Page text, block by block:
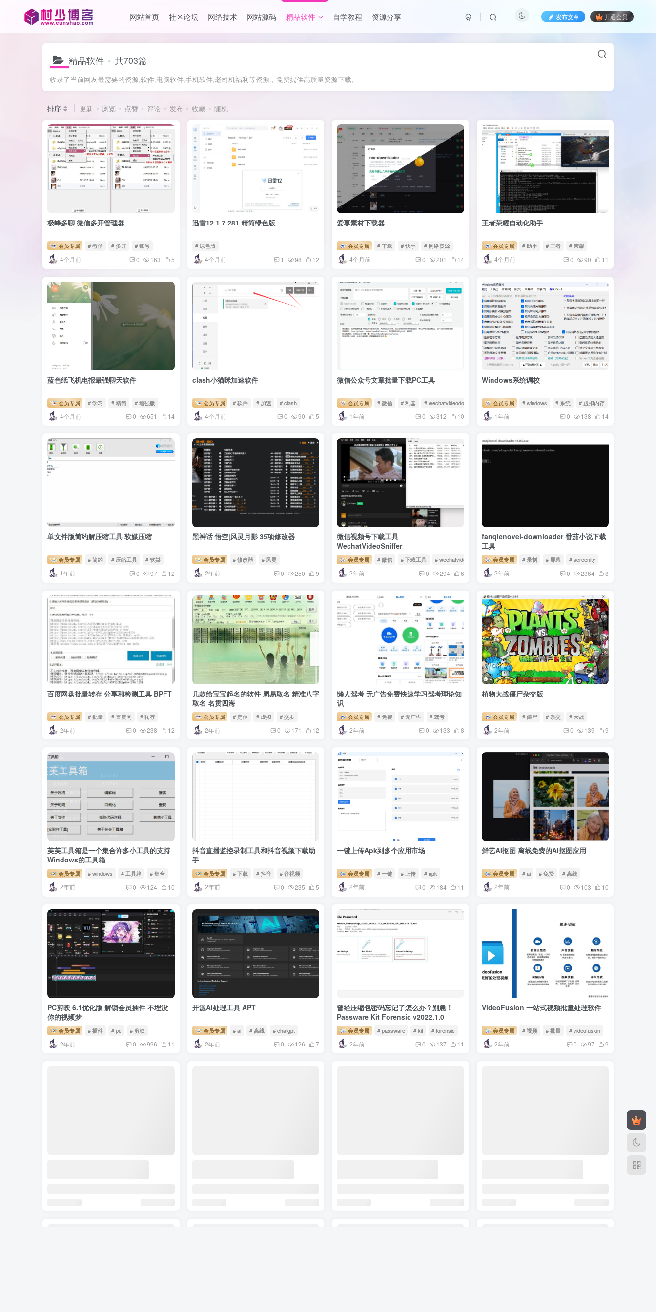
网站首页 社区论坛 网络技术 网站源码 精品软件 自学教程 资源分享 发布文章 开通会员
精品软件 共703篇
收录了当前网友最需要的资源,软件,电脑软件,手机软件,老司机福利等资源，免费提供高质量资源下载。
排序 更新 浏览 点赞 评论 发布 收藏 随机
极峰多聊 微信多开管理器
会员专属 # 微信 # 多开 # 账号
4个月前 0 163 5
迅雷12.1.7.281 精简绿色版
# 绿色版
4个月前 1 98 12
爱享素材下载器
会员专属 # 下载 # 快手 # 网络资源
4个月前 0 201 14
王者荣耀自动化助手
会员专属 # 助手 # 王者 # 荣耀
4个月前 0 90 11
蓝色纸飞机电报最强聊天软件
会员专属 # 学习 # 精简 # 增强版
4个月前 0 651 14
clash小猫咪加速软件
会员专属 # 软件 # 加速 # clash
4个月前 0 90 5
微信公众号文章批量下载PC工具
会员专属 # 微信 # 利器 # wechatvideodownload
1年前 0 312 10
Windows系统调校
会员专属 # windows # 系统 # 虚拟内存
1年前 0 138 14
单文件版简约解压缩工具 软媒压缩
会员专属 # 简约 # 压缩工具 # 软媒
1年前 0 97 12
黑神话 悟空|风灵月影 35项修改器
会员专属 # 修改器 # 风灵
2年前 0 250 9
微信视频号下载工具
WechatVideoSniffer
会员专属 # 微信 # 下载工具 # wechatvideosniffer
2年前 0 294 6
fanqienovel-downloader 番茄小说下载
工具
会员专属 # 录制 # 屏幕 # screenity
2年前 0 2364 8
百度网盘批量转存 分享和检测工具 BPFT
会员专属 # 批量 # 百度网 # 转存
2年前 0 238 12
几款给宝宝起名的软件 周易取名 精准八字
取名 名贯四海
会员专属 # 定位 # 虚拟 # 交友
2年前 0 171 12
懒人驾考 无广告免费快速学习驾考理论知
识
会员专属 # 免费 # 无广告 # 驾考
2年前 0 133 8
植物大战僵尸杂交版
会员专属 # 僵尸 # 杂交 # 大战
2年前 0 139 9
芙芙工具箱是一个集合许多小工具的支持
Windows的工具箱
会员专属 # windows # 工具箱 # 集合
2年前 0 124 10
抖音直播监控录制工具和抖音视频下载助
手
会员专属 # 下载 # 抖音 # 音视频
2年前 0 235 5
一键上传Apk到多个应用市场
会员专属 # 一键 # 上传 # apk
2年前 0 184 11
鲜艺AI抠图 离线免费的AI抠图应用
会员专属 # ai # 免费 # 离线
2年前 0 103 10
PC剪映 6.1优化版 解锁会员插件 不埋没
你的视频梦
会员专属 # 插件 # pc # 剪映
2年前 0 996 11
开源AI处理工具 APT
会员专属 # ai # 离线 # chatgpt
2年前 0 126 7
曾经压缩包密码忘记了怎么办？别急！
Passware Kit Forensic v2022.1.0
会员专属 # passware # kit # forensic
2年前 0 137 11
VideoFusion 一站式视频批量处理软件
会员专属 # 视频 # 批量 # videofusion
2年前 0 97 9